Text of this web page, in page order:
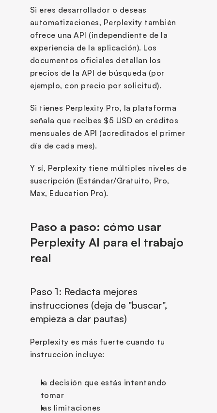
Si eres desarrollador o deseas
automatizaciones, Perplexity también
ofrece una API (independiente de la
experiencia de la aplicación). Los
documentos oficiales detallan los
precios de la API de búsqueda (por
ejemplo, con precio por solicitud).
Si tienes Perplexity Pro, la plataforma
señala que recibes $5 USD en créditos
mensuales de API (acreditados el primer
día de cada mes).
Y sí, Perplexity tiene múltiples niveles de
suscripción (Estándar/Gratuito, Pro,
Max, Education Pro).
Paso a paso: cómo usar
Perplexity AI para el trabajo
real
Paso 1: Redacta mejores
instrucciones (deja de "buscar",
empieza a dar pautas)
Perplexity es más fuerte cuando tu
instrucción incluye:
la decisión que estás intentando
tomar
las limitaciones